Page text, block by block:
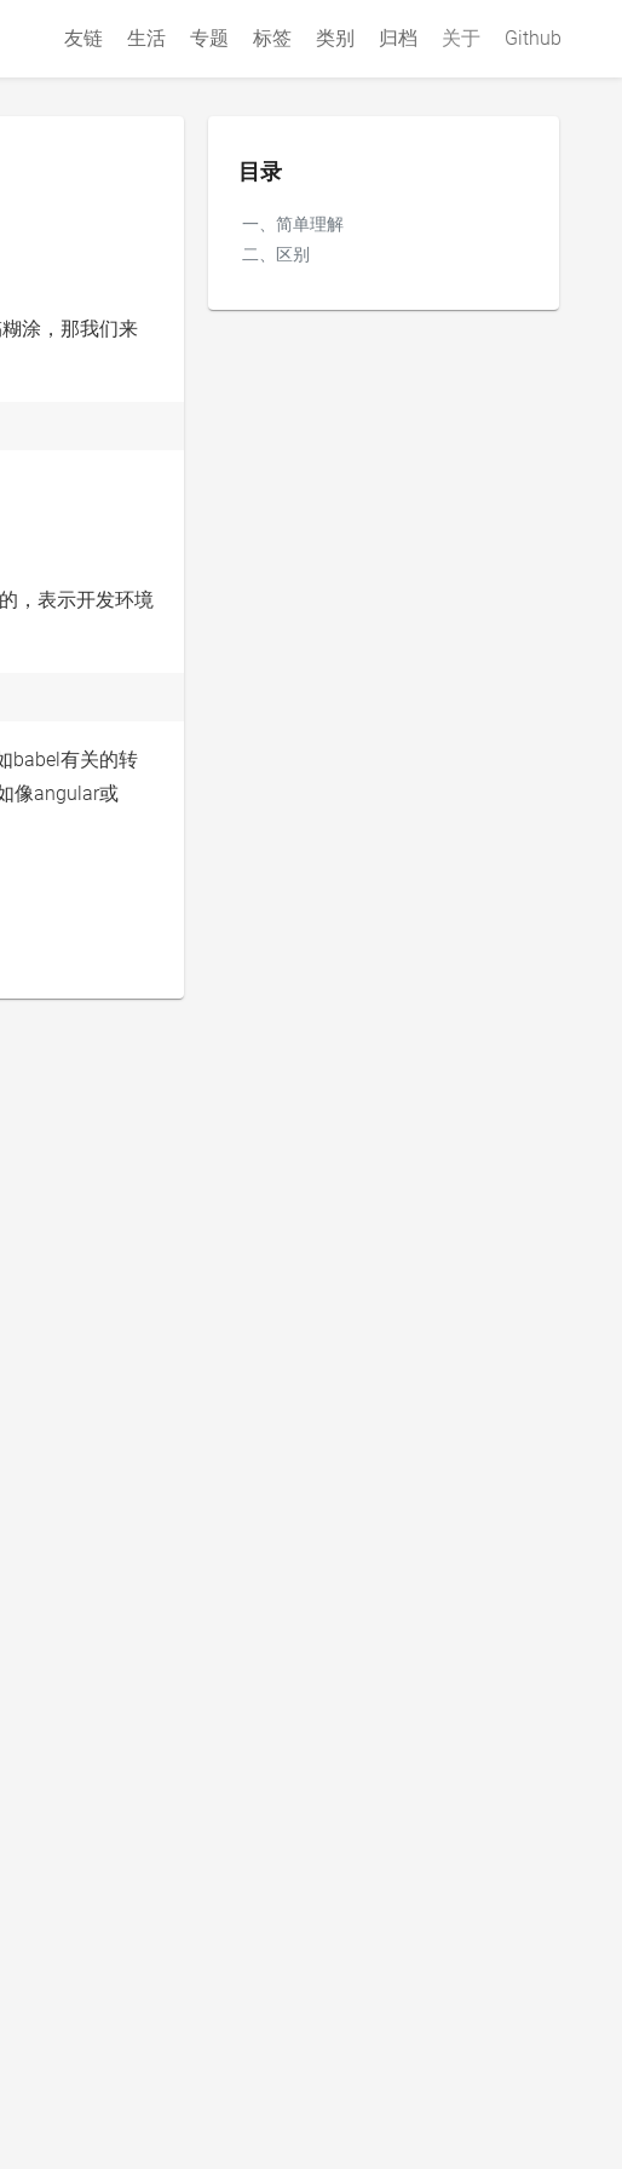
友链 生活 专题 标签 类别 归档 关于 Github
涂，那我们来
，表示开发环境
babel有关的转
像angular或
目录
一、简单理解
二、区别